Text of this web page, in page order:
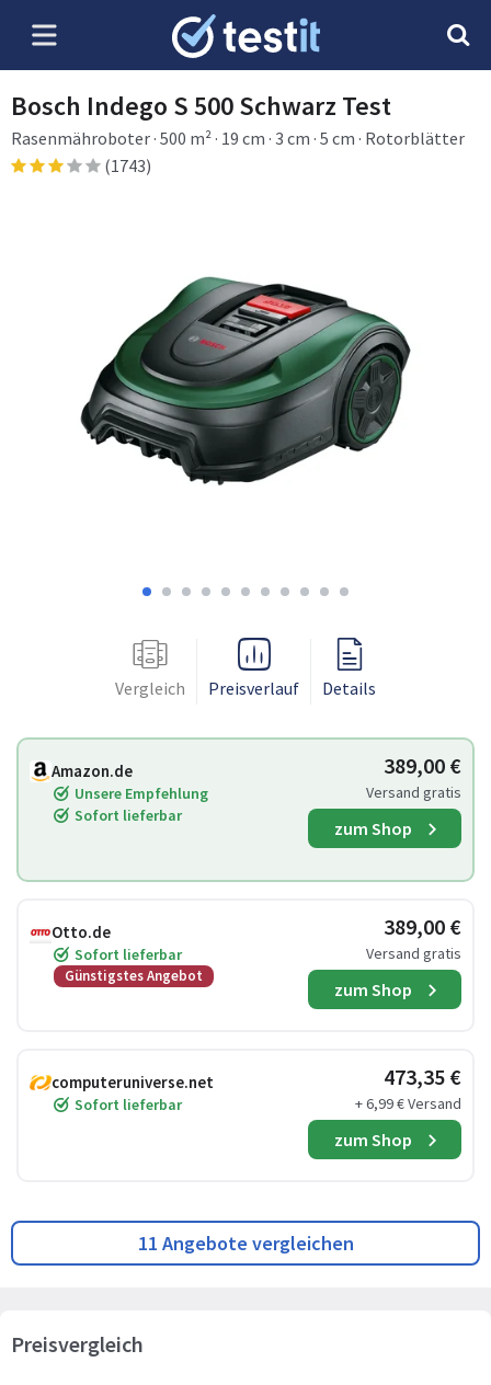
Bosch Indego S 500 Schwarz Test
Rasenmähroboter · 500 m² · 19 cm · 3 cm · 5 cm · Rotorblätter
(1743)
Vergleich Preisverlauf Details
Amazon.de
Unsere Empfehlung
Sofort lieferbar
389,00 €
Versand gratis
zum Shop
Otto.de
Sofort lieferbar
Günstigstes Angebot
389,00 €
Versand gratis
zum Shop
computeruniverse.net
Sofort lieferbar
473,35 €
+ 6,99 € Versand
zum Shop
11 Angebote vergleichen
Preisvergleich